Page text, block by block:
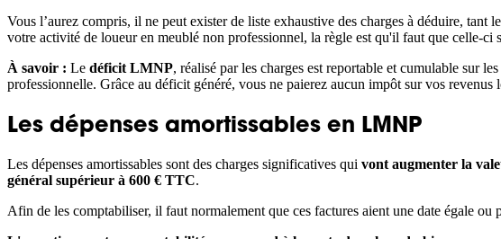
Vous l’aurez compris, il ne peut exister de liste exhaustive des charges à déduire, tant
votre activité de loueur en meublé non professionnel, la règle est qu'il faut que celle-
À savoir : Le déficit LMNP, réalisé par les charges est reportable et cumulable sur
professionnelle. Grâce au déficit généré, vous ne paierez aucun impôt sur vos revenus
Les dépenses amortissables en LMNP
Les dépenses amortissables sont des charges significatives qui vont augmenter la
général supérieur à 600 € TTC.
Afin de les comptabiliser, il faut normalement que ces factures aient une date égale ou